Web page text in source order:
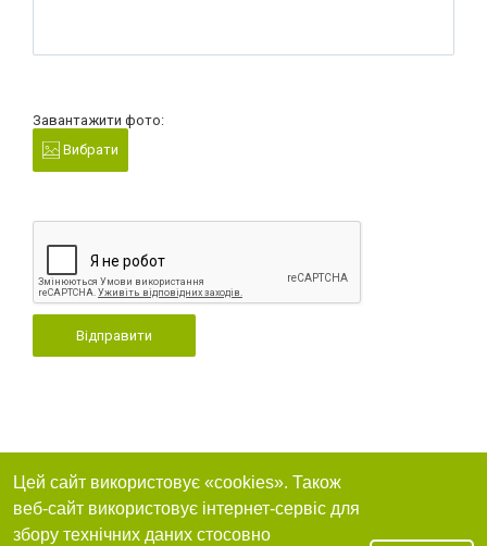
Завантажити фото:
Вибрати
Відправити
Цей сайт використовує «cookies». Також
веб-сайт використовує інтернет-сервіс для
збору технічних даних стосовно